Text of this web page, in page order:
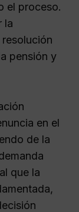
el proceso.
la
pensión y
en el
de la
que la